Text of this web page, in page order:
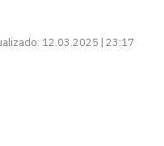
12.03.2025 | 23:17